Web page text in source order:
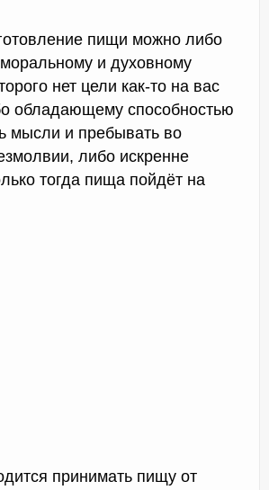
пищи можно либо
и духовному
нет цели как-то на вас
обладающему способностью
мысли и пребывать во
либо искренне
тогда пища пойдёт на
принимать пищу от